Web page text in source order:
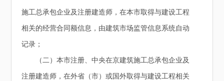
施工总承包企业及注册建造师，在本市取得与建设工程
相关的经营合同额信息，由建筑市场监管信息系统自动
记录；
（二）本市注册、中央在京建筑施工总承包企业及
注册建造师，在外省（市）或国外取得与建设工程相关